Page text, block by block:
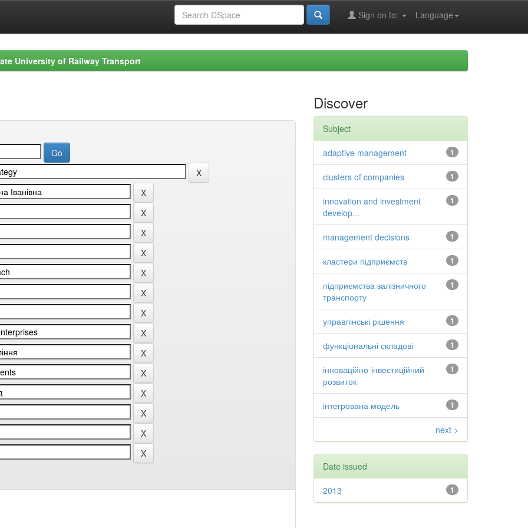
Language
Sign on to:
University of Railway Transport
Discover
Subject
1
adaptive management
1
clusters of companies
1
innovation and investment
develop...
1
management decisions
1
кластери підприємств
1
підприємства залізничного
транспорту
1
управлінські рішення
1
функціональні складові
1
інноваційно-інвестиційний
розвиток
1
інтегрована модель
next >
Date issued
1
2013